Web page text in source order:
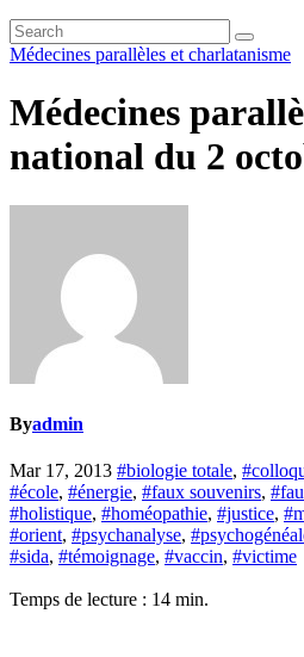
Médecines parallèles et charlatanisme
Médecines
national du 2
Byadmin
Mar 17, 2013 #biologie totale,
#école, #énergie, #faux souvenirs,
#holistique, #homéopathie, #justice,
#orient, #psychanalyse,
#sida, #témoignage, #vaccin, #victime
Temps de lecture : 14 min.